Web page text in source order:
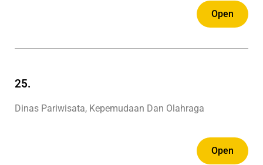
Open
25.
Dinas Pariwisata, Kepemudaan Dan Olahraga
Open